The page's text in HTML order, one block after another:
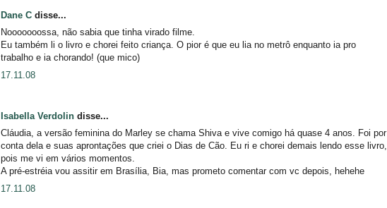
Dane C disse...
Nooooooossa, não sabia que tinha virado filme.
Eu também li o livro e chorei feito criança. O pior é que eu lia no metrô enquanto ia pro
trabalho e ia chorando! (que mico)
17.11.08
Isabella Verdolin disse...
Cláudia, a versão feminina do Marley se chama Shiva e vive comigo há quase 4 anos. Foi por
conta dela e suas aprontações que criei o Dias de Cão. Eu ri e chorei demais lendo esse livro,
pois me vi em vários momentos.
A pré-estréia vou assitir em Brasília, Bia, mas prometo comentar com vc depois, hehehe
17.11.08